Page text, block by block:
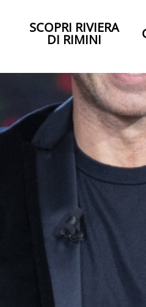
SCOPRI RIVIERA
DI RIMINI